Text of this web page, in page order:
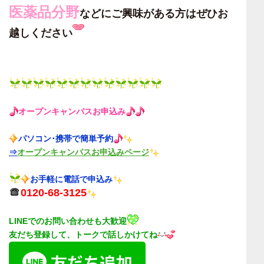
医薬品分野などにご興味がある方はぜひお
越しください
オープンキャンパスお申込み
パソコン･携帯で簡単予約
⇒オープンキャンパスお申込みページ
お手軽に電話で申込み
0120-68-3125
LINEでのお問い合わせも大歓迎
友だち登録して、トークで話しかけてね